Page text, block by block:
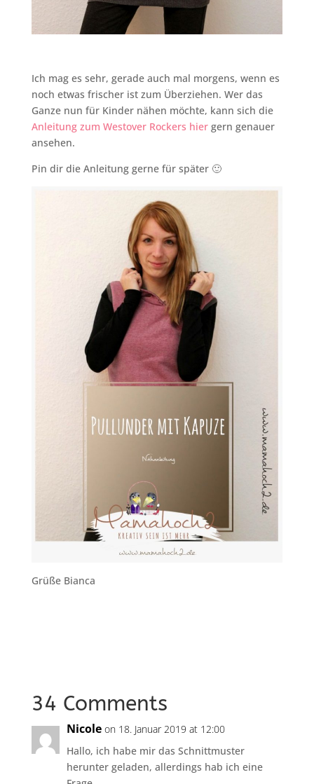
Ich mag es sehr, gerade auch mal morgens, wenn es
noch etwas frischer ist zum Überziehen. Wer das
Ganze nun für Kinder nähen möchte, kann sich die
Anleitung zum Westover Rockers hiergern genauer
ansehen.
Pin dir die Anleitung gerne für später 🙂
Grüße Bianca
34 Comments
Nicole on 18. Januar 2019 at 12:00
Hallo, ich habe mir das Schnittmuster
herunter geladen, allerdings hab ich eine